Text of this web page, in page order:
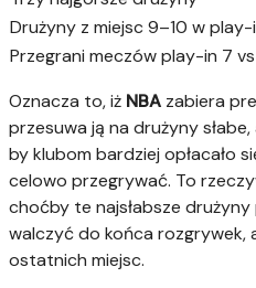
Drużyny z miejsc 9–10 w play-
Przegrani meczów play-in 7
Oznacza to, iż NBA zabiera
przesuwa ją na drużyny
by klubom bardziej opłacało
celowo przegrywać. To
choćby te najsłabsze
walczyć do końca rozgrywek,
ostatnich miejsc.